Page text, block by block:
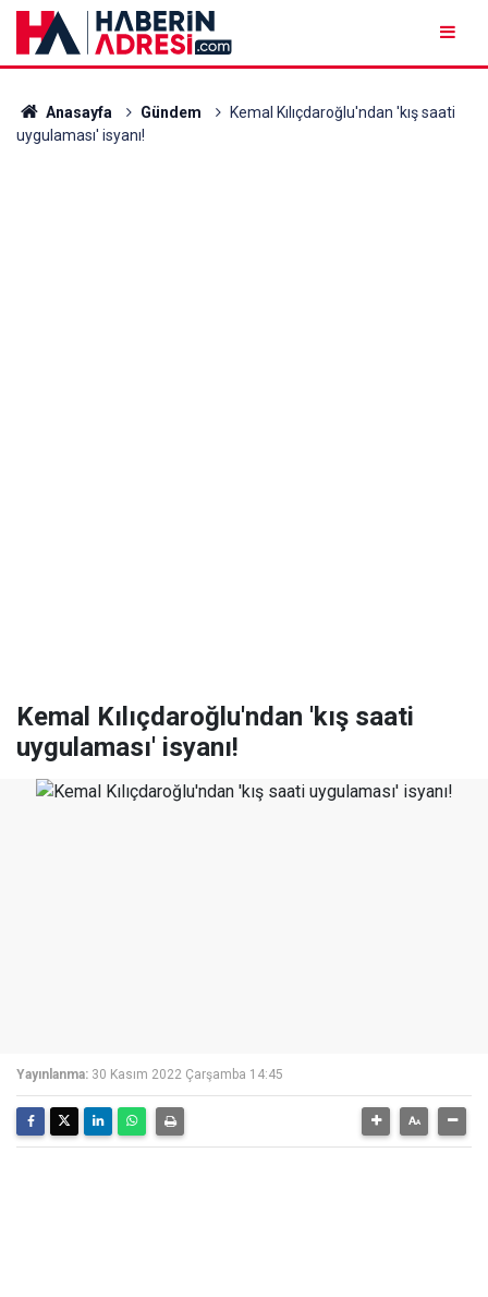
Anasayfa Gündem
Kemal Kılıçdaroğlu'ndan 'kış saati
uygulaması' isyanı!
Kemal Kılıçdaroğlu'ndan 'kış saati
uygulaması' isyanı!
Yayınlanma: 30 Kasım 2022 Çarşamba 14:45